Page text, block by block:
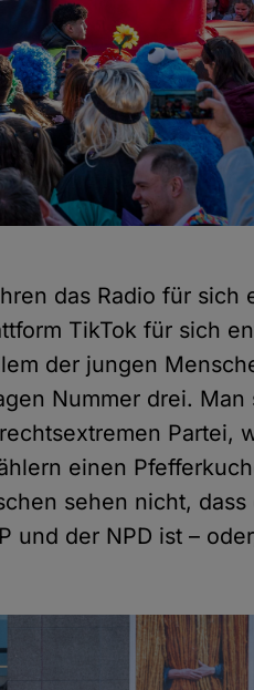
das Radio für sich
TikTok für sich
der jungen
Nummer drei. Man
Partei,
einen
sehen nicht, dass
und der NPD ist –